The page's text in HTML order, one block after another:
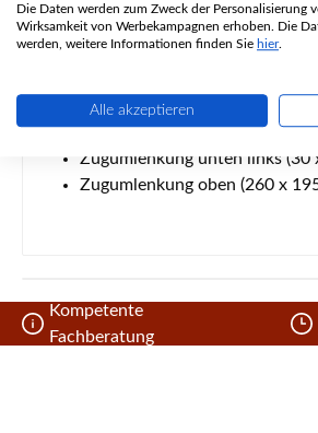
Feuerraumauskleidung,
Bodenstein (395 x 33 x 30 mm)
Rückwandstein (395 x 453 x
Zugumlenkung unten links (30
Zugumlenkung oben (260 x
Kompetente
Fachberatung
Die Daten werden zum Zweck der Personalisierung
Wirksamkeit von Werbekampagnen erhoben. Die
werden, weitere Informationen finden Sie hier.
Alle akzeptieren